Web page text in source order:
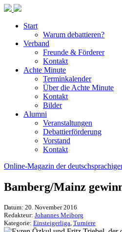
Start
Warum debattieren?
Verband
Freunde & Förderer
Kontakt
Achte Minute
Terminkalender
Über die Achte Minute
Kontakt
Bilder
Alumni
Veranstaltungen
Debattierförderung
Vorstand
Kontakt
Online-Magazin der
Bamberg/Mainz
Datum: 20. November 2016
Redakteur: Johannes Meiborg
Kategorie: Einsteigerliga Turniere